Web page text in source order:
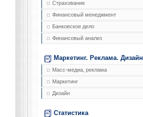
Страхование
Финансовый менеджмент
Банковское дело
Финансовый анализ
Маркетинг. Реклама. Дизайн
Масс-медиа, реклама
Маркетинг
Дизайн
Статистика